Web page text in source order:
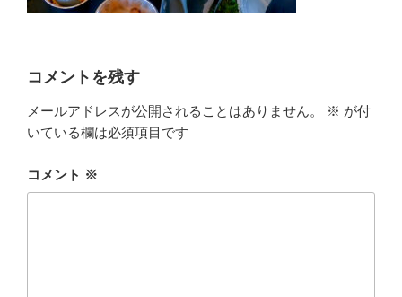
コメントを残す
メールアドレスが公開されることはありません。 ※ が付
いている欄は必須項目です
コメント ※